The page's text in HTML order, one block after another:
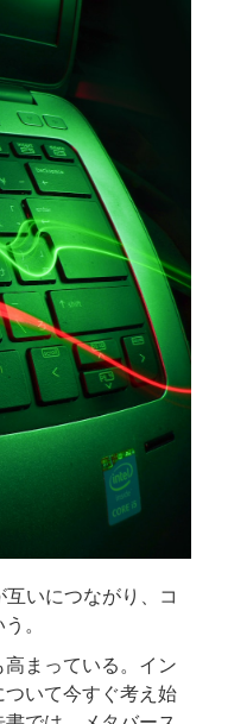
いにつながり、コ
。
まっている。イン
いて今すぐ考え始